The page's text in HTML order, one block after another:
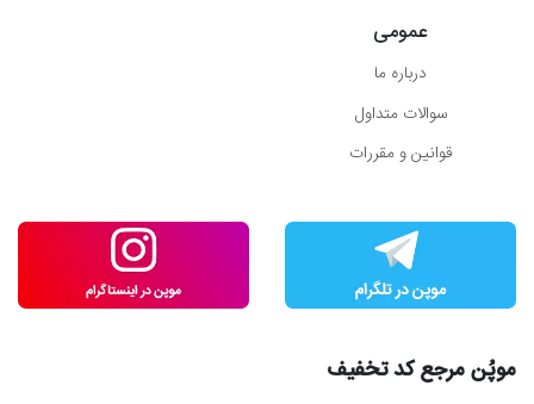
عمومی
درباره ما
سوالات متداول
قوانین و مقررات
موپُن مرجع کد تخفیف